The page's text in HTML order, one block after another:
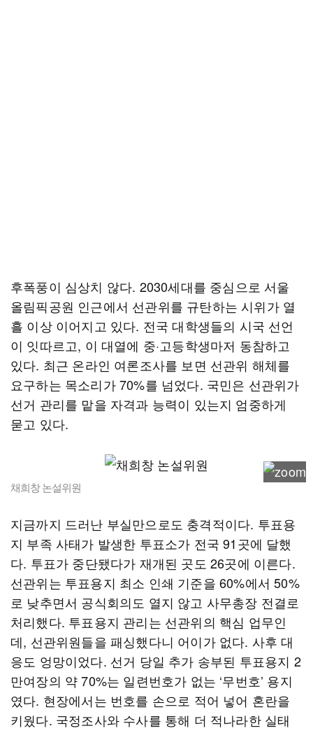
후폭풍이 심상치 않다. 2030세대를 중심으로 서울
올림픽공원 인근에서 선관위를 규탄하는 시위가 열
흘 이상 이어지고 있다. 전국 대학생들의 시국 선언
이 잇따르고, 이 대열에 중·고등학생마저 동참하고
있다. 최근 온라인 여론조사를 보면 선관위 해체를
요구하는 목소리가 70%를 넘었다. 국민은 선관위가
선거 관리를 맡을 자격과 능력이 있는지 엄중하게
묻고 있다.
채희창 논설위원
지금까지 드러난 부실만으로도 충격적이다. 투표용
지 부족 사태가 발생한 투표소가 전국 91곳에 달했
다. 투표가 중단됐다가 재개된 곳도 26곳에 이른다.
선관위는 투표용지 최소 인쇄 기준을 60%에서 50%
로 낮추면서 공식회의도 열지 않고 사무총장 전결로
처리했다. 투표용지 관리는 선관위의 핵심 업무인
데, 선관위원들을 패싱했다니 어이가 없다. 사후 대
응도 엉망이었다. 선거 당일 추가 송부된 투표용지 2
만여장의 약 70%는 일련번호가 없는 ‘무번호’ 용지
였다. 현장에서는 번호를 손으로 적어 넣어 혼란을
키웠다. 국정조사와 수사를 통해 더 적나라한 실태